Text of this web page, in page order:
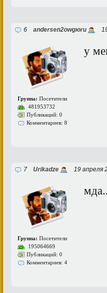
6 andersen2owgюru
Группа: Посетители
481953732
Публикаций: 0
Комментариев: 8
у
7 Urikadze 19 апреля
Группа: Посетители
195064669
Публикаций: 0
Комментариев: 4